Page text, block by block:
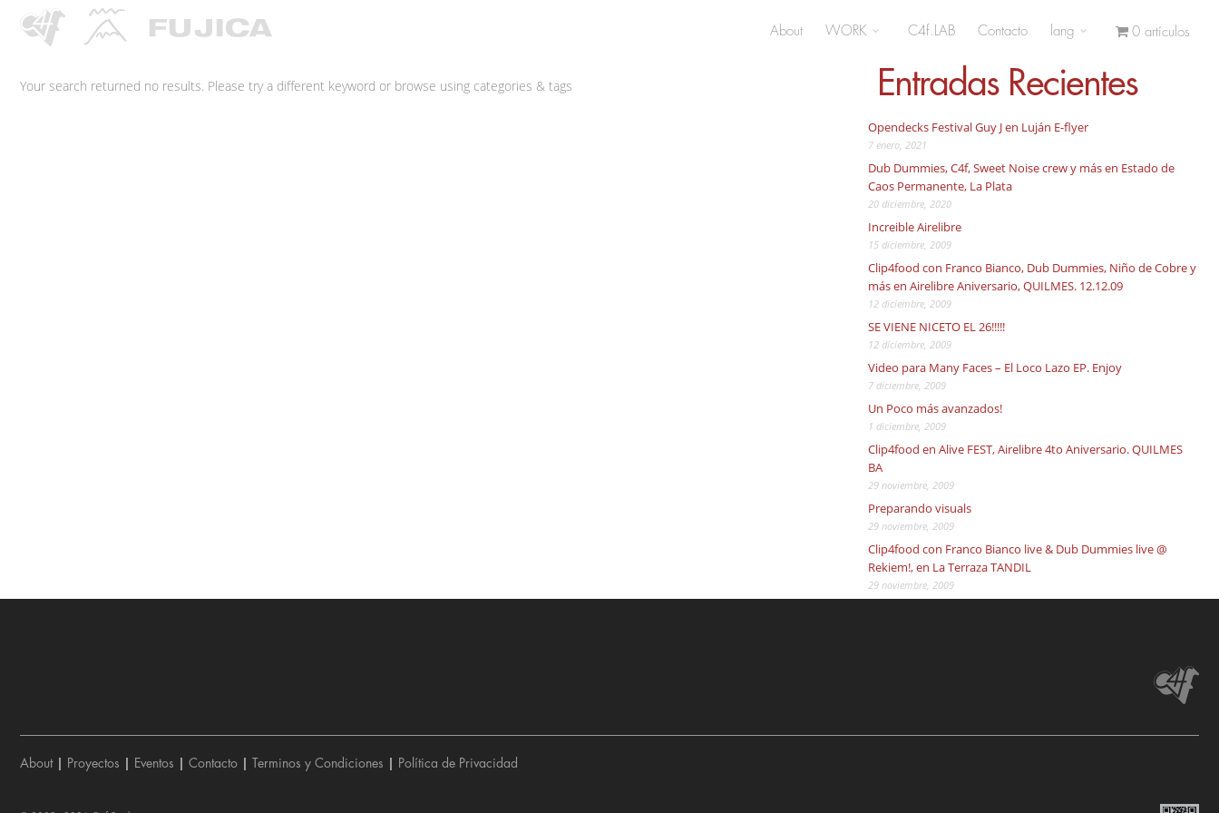
About WORK C4f.LAB Contacto lang 0 artículos
Your search returned no results. Please try a different keyword or browse using categories & tags Entradas Recientes
Opendecks Festival Guy J en Luján E-flyer
7 enero, 2021
Dub Dummies, C4f, Sweet Noise crew y más en Estado de
Caos Permanente, La Plata
20 diciembre, 2020
Increible Airelibre
15 diciembre, 2009
Clip4food con Franco Bianco, Dub Dummies, Niño de Cobre y
más en Airelibre Aniversario, QUILMES. 12.12.09
12 diciembre, 2009
SE VIENE NICETO EL 26!!!!!
12 diciembre, 2009
Video para Many Faces – El Loco Lazo EP. Enjoy
7 diciembre, 2009
Un Poco más avanzados!
1 diciembre, 2009
Clip4food en Alive FEST, Airelibre 4to Aniversario. QUILMES
BA
29 noviembre, 2009
Preparando visuals
29 noviembre, 2009
Clip4food con Franco Bianco live & Dub Dummies live @
Rekiem!, en La Terraza TANDIL
29 noviembre, 2009
About| Proyectos Eventos Contacto Terminos y Condiciones Política de Privacidad